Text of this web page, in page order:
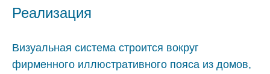
Реализация
Визуальная система строится вокруг
фирменного иллюстративного пояса из домов,